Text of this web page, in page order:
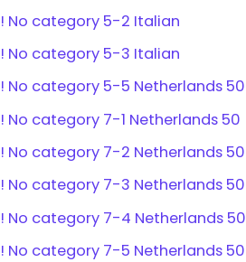
! No category 5-2 Italian
! No category 5-3 Italian
! No category 5-5 Netherlands 50
! No category 7-1 Netherlands 50
! No category 7-2 Netherlands 50
! No category 7-3 Netherlands 50
! No category 7-4 Netherlands 50
! No category 7-5 Netherlands 50